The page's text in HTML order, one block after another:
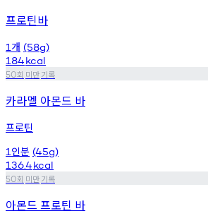
프로틴바
1 개 (58g)
184kcal
50회 미만기록
카라멜 아몬드 바
프로틴
1 인분 (45g)
136.4kcal
50회 미만기록
아몬드 프로틴 바